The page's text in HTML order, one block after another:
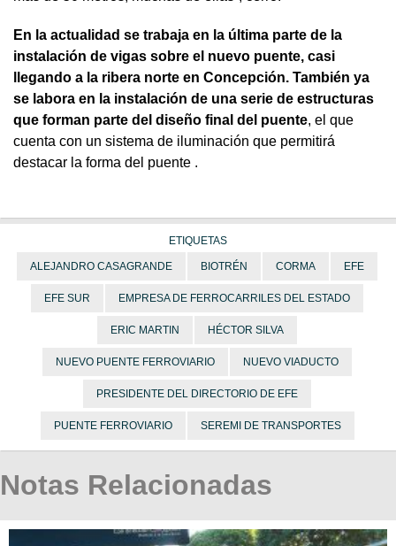
En la actualidad se trabaja en la última parte de la
instalación de vigas sobre el nuevo puente, casi
llegando a la ribera norte en Concepción. También ya
se labora en la instalación de una serie de estructuras
que forman parte del diseño final del puente, el que
cuenta con un sistema de iluminación que permitirá
destacar la forma del puente .
ETIQUETAS
ALEJANDRO CASAGRANDE BIOTRÉN CORMA EFE
EFE SUR EMPRESA DE FERROCARRILES DEL ESTADO
ERIC MARTIN HÉCTOR SILVA
NUEVO PUENTE FERROVIARIO NUEVO VIADUCTO
PRESIDENTE DEL DIRECTORIO DE EFE
PUENTE FERROVIARIO SEREMI DE TRANSPORTES
Notas Relacionadas